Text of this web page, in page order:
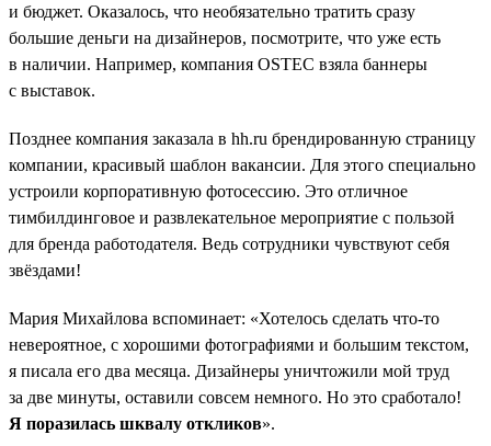
и бюджет. Оказалось, что необязательно тратить сразу
большие деньги на дизайнеров, посмотрите, что уже есть
в наличии. Например, компания OSTEC взяла баннеры
с выставок.
Позднее компания заказала в hh.ru брендированную страницу
компании, красивый шаблон вакансии. Для этого специально
устроили корпоративную фотосессию. Это отличное
тимбилдинговое и развлекательное мероприятие с пользой
для бренда работодателя. Ведь сотрудники чувствуют себя
звёздами!
Мария Михайлова вспоминает: «Хотелось сделать что-то
невероятное, с хорошими фотографиями и большим текстом,
я писала его два месяца. Дизайнеры уничтожили мой труд
за две минуты, оставили совсем немного. Но это сработало!
Я поразилась шквалу откликов».